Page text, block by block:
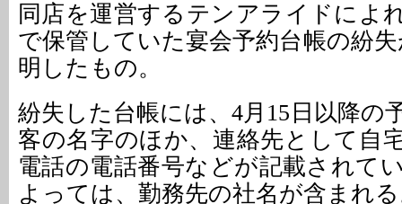
同店を運営するテンアライドによ
で保管していた宴会予約台帳の紛
明したもの。
紛失した台帳には、4月15日以降の
客の名字のほか、連絡先として自
電話の電話番号などが記載されて
よっては、勤務先の社名が含まれ